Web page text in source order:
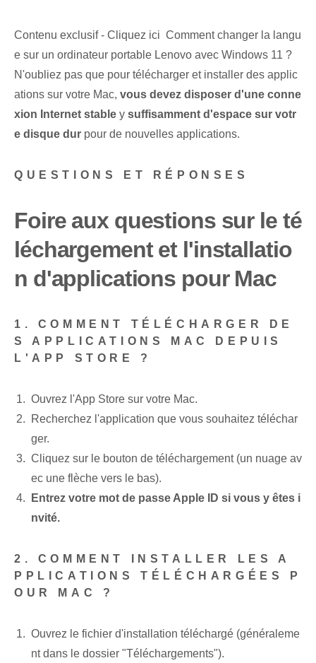
Contenu exclusif - Cliquez ici Comment changer la langu
e sur un ordinateur portable Lenovo avec Windows 11 ?
N'oubliez pas que pour télécharger et installer des applic
ations sur votre Mac, vous devez disposer d'une conne
xion Internet stable y suffisamment d'espace sur votr
e disque dur pour de nouvelles applications.
QUESTIONS ET RÉPONSES
Foire aux questions sur le té
léchargement et l'installatio
n d'applications pour Mac
1. COMMENT TÉLÉCHARGER DE
S APPLICATIONS MAC DEPUIS
L'APP STORE ?
Ouvrez l'App Store sur votre Mac.
Recherchez l'application que vous souhaitez téléchar
ger.
Cliquez sur le bouton de téléchargement (un nuage av
ec une flèche vers le bas).
Entrez votre mot de passe Apple ID si vous y êtes i
nvité.
2. COMMENT INSTALLER LES A
PPLICATIONS TÉLÉCHARGÉES P
OUR MAC ?
Ouvrez le fichier d'installation téléchargé (généraleme
nt dans le dossier "Téléchargements").